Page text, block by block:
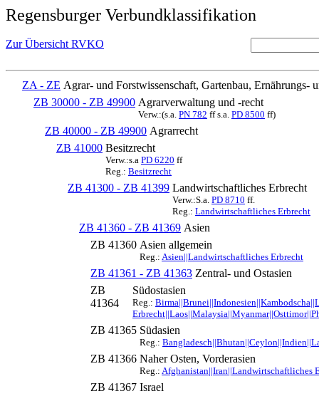
Regensburger Verbundklassifikation
Zur Übersicht RVKO
ZA - ZE Agrar- und Forstwissenschaft, Gartenbau, Ernährungs-
ZB 30000 - ZB 49900 Agrarverwaltung und -recht
Verw.:(s.a. PN 782 ff s.a. PD 8500 ff)
ZB 40000 - ZB 49900 Agrarrecht
ZB 41000 Besitzrecht
Verw.:s.a PD 6220 ff
Reg.: Besitzrecht
ZB 41300 - ZB 41399 Landwirtschaftliches Erbrecht
Verw.:S.a. PD 8710 ff.
Reg.: Landwirtschaftliches Erbrecht
ZB 41360 - ZB 41369 Asien
ZB 41360 Asien allgemein
Reg.: Asien||Landwirtschaftliches Erbrecht
ZB 41361 - ZB 41363 Zentral- und Ostasien
ZB
41364
Südostasien
Reg.:
ZB 41365 Südasien
Reg.:
ZB 41366 Naher Osten, Vorderasien
Reg.: Afghanistan||Iran||Landwirtschaftliches
ZB 41367 Israel